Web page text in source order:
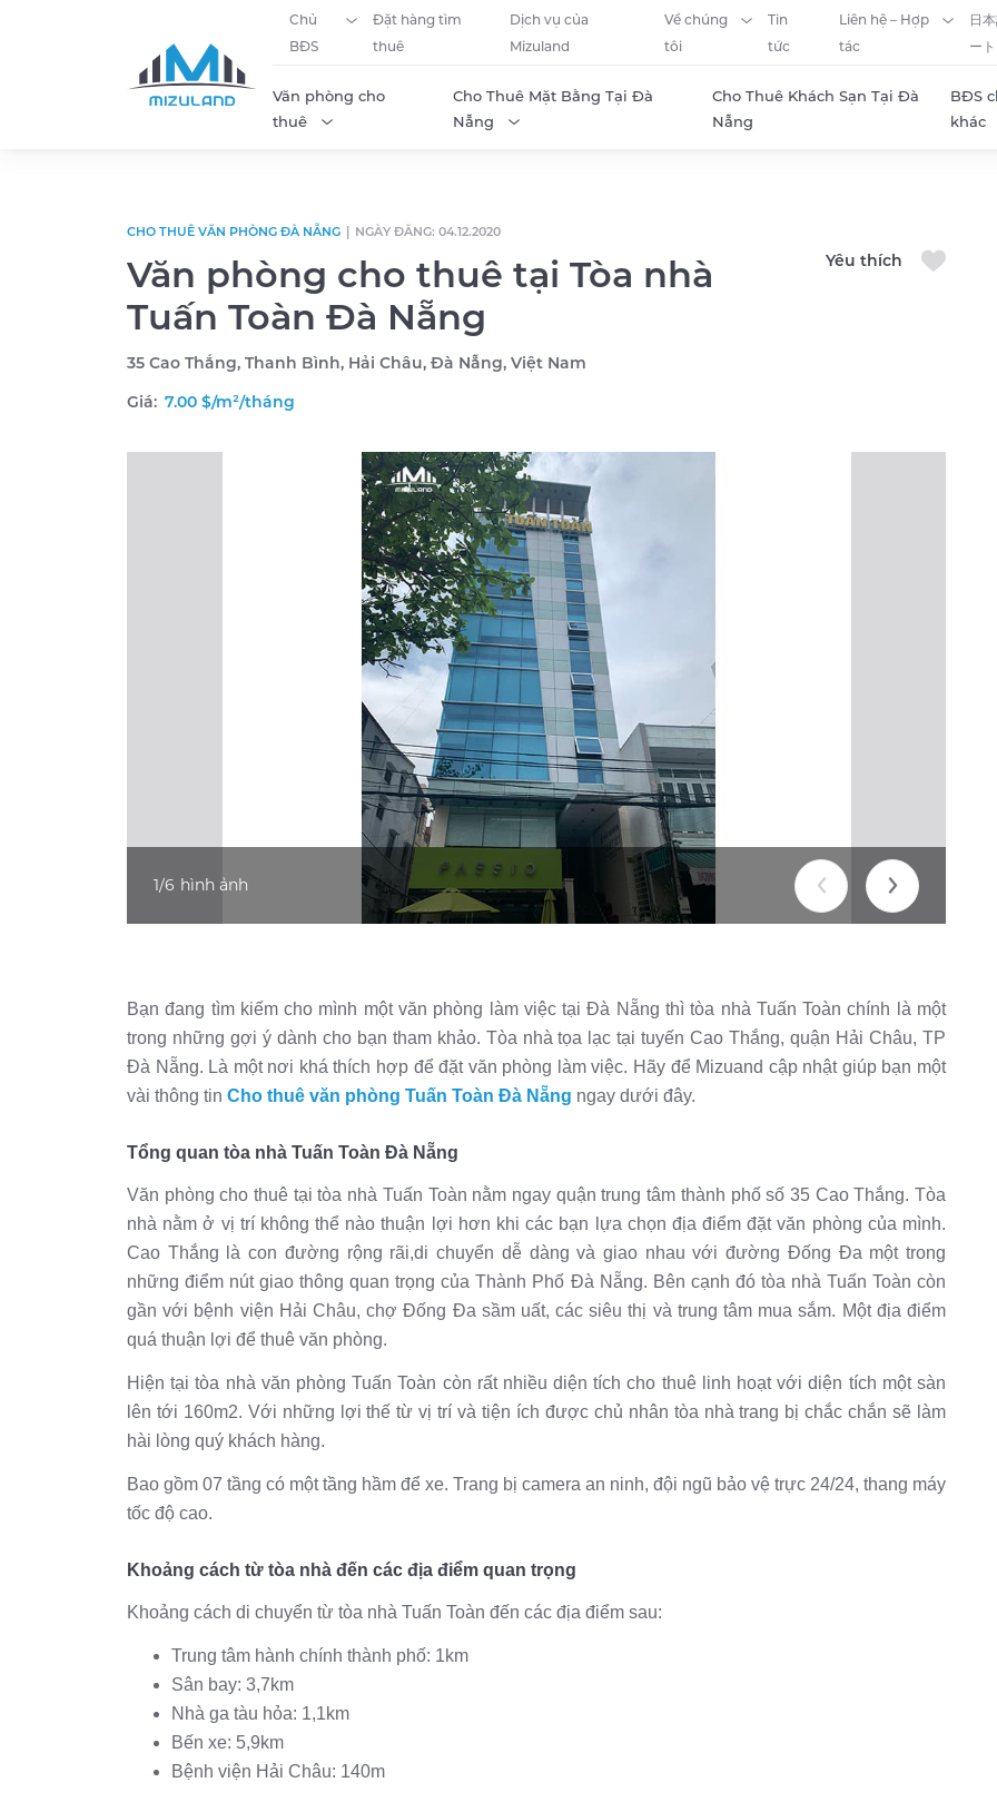
Chủ
BĐS
Đặt hàng tìm
thuê
Dịch vụ của
Mizuland
Về chúng
tôi
Tin
tức
Liên hệ – Hợp
tác
日
ート
Văn phòng cho
thuê
Cho Thuê Mặt Bằng Tại Đà
Nẵng
Cho Thuê Khách Sạn Tại Đà
Nẵng
BĐS
khác
CHO THUÊ VĂN PHÒNG ĐÀ NẴNG | NGÀY ĐĂNG: 04.12.2020
Văn phòng cho thuê tại Tòa nhà
Tuấn Toàn Đà Nẵng
35 Cao Thắng, Thanh Bình, Hải Châu, Đà Nẵng, Việt Nam
Giá: 7.00 $/m²/tháng
Yêu thích
1/6 hình ảnh
Bạn đang tìm kiếm cho mình một văn phòng làm việc tại Đà Nẵng thì tòa nhà Tuấn Toàn chính là một
trong những gợi ý dành cho bạn tham khảo. Tòa nhà tọa lạc tại tuyến Cao Thắng, quận Hải Châu, TP
Đà Nẵng. Là một nơi khá thích hợp để đặt văn phòng làm việc. Hãy để Mizuand cập nhật giúp bạn một
vài thông tin Cho thuê văn phòng Tuấn Toàn Đà Nẵng ngay dưới đây.
Tổng quan tòa nhà Tuấn Toàn Đà Nẵng
Văn phòng cho thuê tại tòa nhà Tuấn Toàn nằm ngay quận trung tâm thành phố số 35 Cao Thắng. Tòa
nhà nằm ở vị trí không thể nào thuận lợi hơn khi các bạn lựa chọn địa điểm đặt văn phòng của mình.
Cao Thắng là con đường rộng rãi,di chuyển dễ dàng và giao nhau với đường Đống Đa một trong
những điểm nút giao thông quan trọng của Thành Phố Đà Nẵng. Bên cạnh đó tòa nhà Tuấn Toàn còn
gần với bệnh viện Hải Châu, chợ Đống Đa sầm uất, các siêu thị và trung tâm mua sắm. Một địa điểm
quá thuận lợi để thuê văn phòng.
Hiện tại tòa nhà văn phòng Tuấn Toàn còn rất nhiều diện tích cho thuê linh hoạt với diện tích một sàn
lên tới 160m2. Với những lợi thế từ vị trí và tiện ích được chủ nhân tòa nhà trang bị chắc chắn sẽ làm
hài lòng quý khách hàng.
Bao gồm 07 tầng có một tầng hầm để xe. Trang bị camera an ninh, đội ngũ bảo vệ trực 24/24, thang máy
tốc độ cao.
Khoảng cách từ tòa nhà đến các địa điểm quan trọng
Khoảng cách di chuyển từ tòa nhà Tuấn Toàn đến các địa điểm sau:
Trung tâm hành chính thành phố: 1km
Sân bay: 3,7km
Nhà ga tàu hỏa: 1,1km
Bến xe: 5,9km
Bệnh viện Hải Châu: 140m